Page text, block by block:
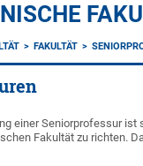
FAKULTÄT
einer Seniorprofessur
Fakultät zu richten.